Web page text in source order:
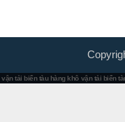
vận tải biển tàu hàng khô vận tải biển